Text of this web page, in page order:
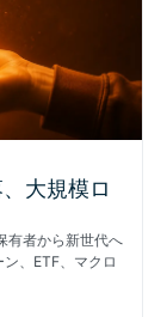
大規模ロ
有者から新世代へ
、ETF、マクロ